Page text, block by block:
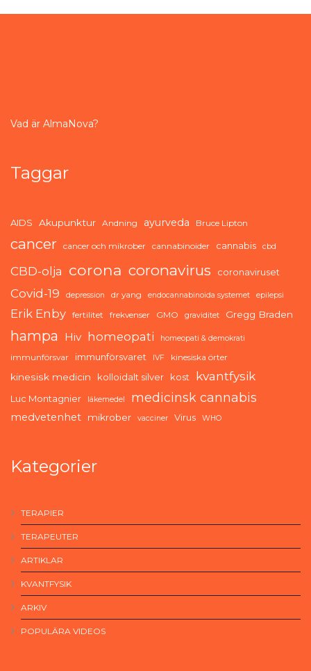
Vad är AlmaNova?
Taggar
AIDS Akupunktur Andning ayurveda Bruce Lipton
cancer cancer och mikrober cannabinoider cannabis cbd
CBD-olja corona coronavirus coronaviruset
Covid-19 depression dr yang endocannabinoida systemet epilepsi
Erik Enby fertilitet frekvenser GMO graviditet Gregg Braden
hampa Hiv homeopati homeopati & demokrati
immunförsvar immunförsvaret IVF kinesiska örter
kinesisk medicin kolloidalt silver kost kvantfysik
Luc Montagnier läkemedel medicinsk cannabis
medvetenhet mikrober vacciner Virus WHO
Kategorier
TERAPIER
TERAPEUTER
ARTIKLAR
KVANTFYSIK
ARKIV
POPULÄRA VIDEOS